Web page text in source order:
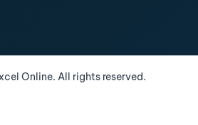
Online. All rights reserved.